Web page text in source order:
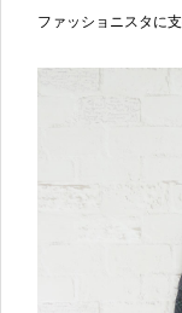
ファッショニスタに